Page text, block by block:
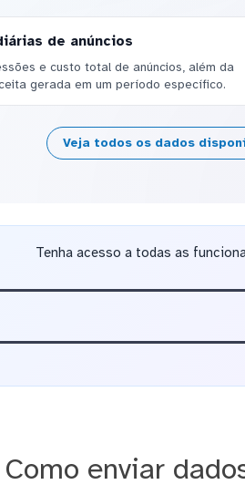
de anúncios
e custo total de anúncios, além da
gerada em um período específico.
Veja todos os dados
Tenha acesso a todas as
Como enviar